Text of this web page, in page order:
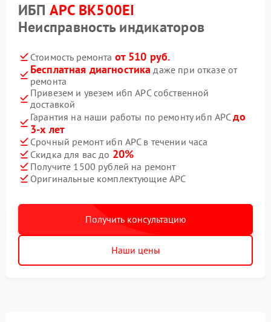
ИБП APC BK500EI
Неисправность индикаторов
Стоимость ремонта от 510 руб.
Бесплатная диагностика даже при отказе от
ремонта
Привезем и увезем ибп APC собственной
доставкой
Гарантия на наши работы по ремонту ибп APCдо
3-х лет
Срочный ремонт ибп APC в течении часа
Скидка для вас до 20%
Получите 1500 рублей на ремонт
Оригинальные комплектующие APC
Получить консультацию
Наши цены